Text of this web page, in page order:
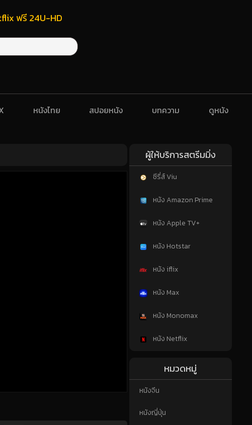
ฟรี 24U-HD
หนังไทย สปอยหนัง บทความ ดูหนัง
ผู้ให้บริการสตรีมมิ่ง
ซีรี่ส์ Viu
หนัง Amazon Prime
หนัง Apple TV+
หนัง Hotstar
หนัง iflix
หนัง Max
หนัง Monomax
หนัง Netflix
หมวดหมู่
หนังจีน
หนังญี่ปุ่น